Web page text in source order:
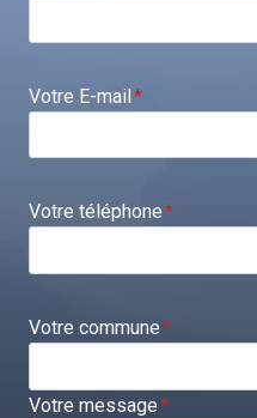
Votre E-mail*
Votre téléphone*
Votre commune*
Votre message*